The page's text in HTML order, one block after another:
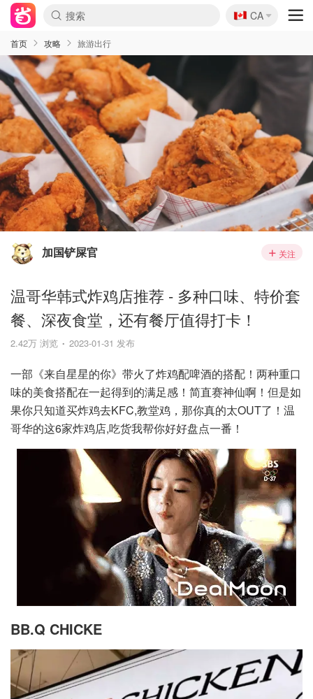
🇨🇦
CA
首页 攻略 旅游出行
加国铲屎官 关注
温哥华韩式炸鸡店推荐 - 多种口味、特价套
餐、深夜食堂，还有餐厅值得打卡！
2.42万 浏览 2023-01-31 发布
一部《来自星星的你》带火了炸鸡配啤酒的搭配！两种重口
味的美食搭配在一起得到的满足感！简直赛神仙啊！但是如
果你只知道买炸鸡去KFC,教堂鸡，那你真的太OUT了！温
哥华的这6家炸鸡店,吃货我帮你好好盘点一番！
BB.Q CHICKE